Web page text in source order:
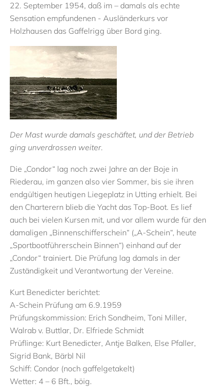
22. September 1954, daß im – damals als echte
Sensation empfundenen - Ausländerkurs vor
Holzhausen das Gaffelrigg über Bord ging.
Der Mast wurde damals geschäftet, und der Betrieb
ging unverdrossen weiter.
Die „Condor“ lag noch zwei Jahre an der Boje in
Riederau, im ganzen also vier Sommer, bis sie ihren
endgültigen heutigen Liegeplatz in Utting erhielt. Bei
den Charterern blieb die Yacht das Top-Boot. Es lief
auch bei vielen Kursen mit, und vor allem wurde für den
damaligen „Binnenschifferschein“ („A-Schein“, heute
„Sportbootführerschein Binnen“) einhand auf der
„Condor“ trainiert. Die Prüfung lag damals in der
Zuständigkeit und Verantwortung der Vereine.
Kurt Benedicter berichtet:
A-Schein Prüfung am 6.9.1959
Prüfungskommission: Erich Sondheim, Toni Miller,
Walrab v. Buttlar, Dr. Elfriede Schmidt
Prüflinge: Kurt Benedicter, Antje Balken, Else Pfaller,
Sigrid Bank, Bärbl Nil
Schiff: Condor (noch gaffelgetakelt)
Wetter: 4 – 6 Bft., böig.